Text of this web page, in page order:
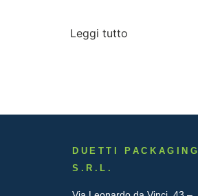
Leggi tutto
DUETTI PACKAGING
S.R.L.